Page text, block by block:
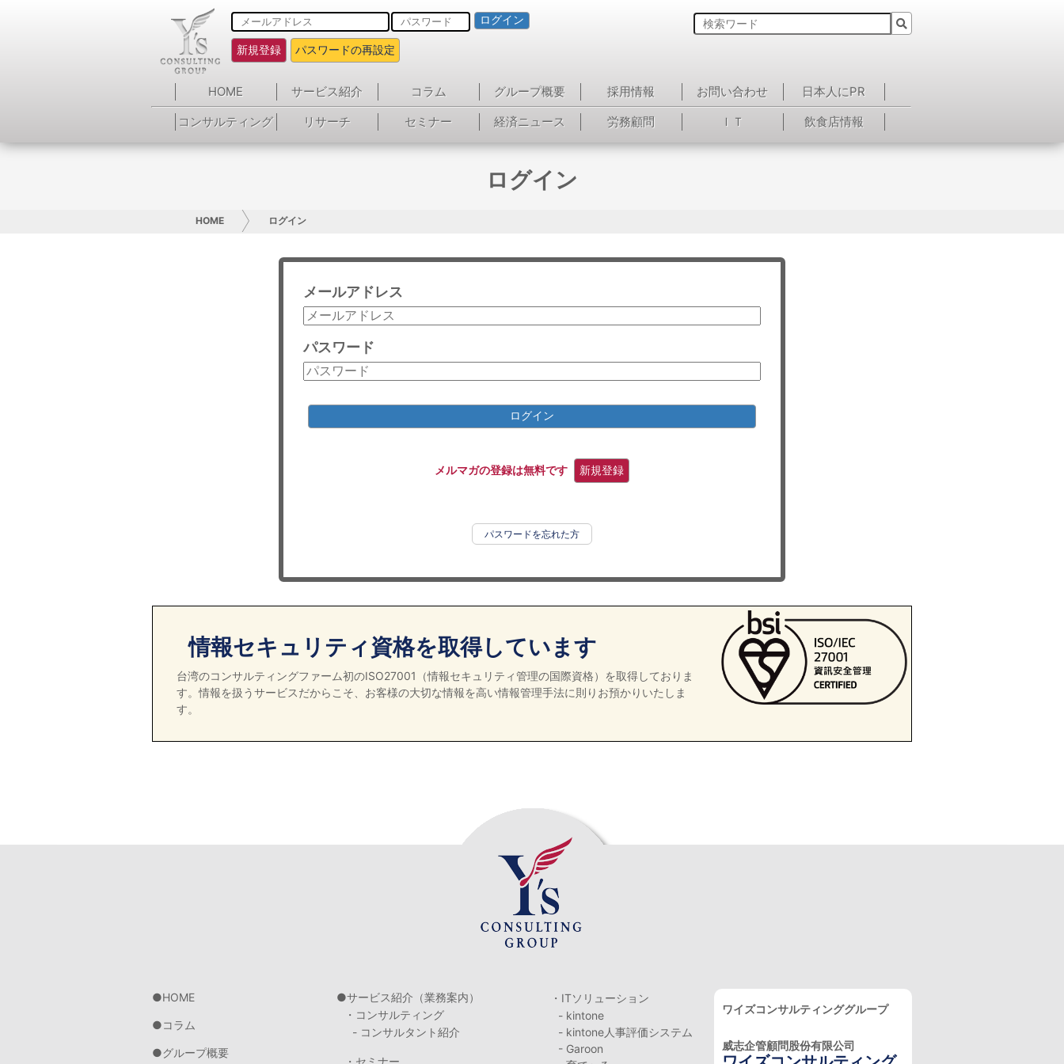
ログイン
新規登録 パスワードの再設定
HOME サービス紹介 コラム グループ概要 採用情報 お問い合わせ
日本人にPR
コンサルティング
リサーチ セミナー 経済ニュース 労務顧問 ＩＴ 飲食店情報
ログイン
HOME ログイン
メールアドレス
パスワード
ログイン
メルマガの登録は無料です 新規登録
パスワードを忘れた方
情報セキュリティ資格を取得しています
台湾のコンサルティングファーム初のISO27001（情報セキュリティ管理の国際資格）を取得しておりま
す。情報を扱うサービスだからこそ、お客様の大切な情報を高い情報管理手法に則りお預かりいたしま
す。
HOME
コラム
グループ概要
サービス紹介（業務案内）
・コンサルティング
- コンサルタント紹介
・セミナー
・ITソリューション
- kintone
- kintone人事評価システム
- Garoon
ワイズコンサルティンググループ
威志企管顧問股份有限公司